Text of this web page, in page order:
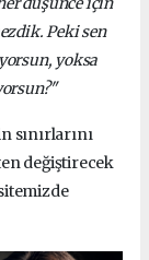
Peki sen
yoksa
sınırlarını
değiştirecek